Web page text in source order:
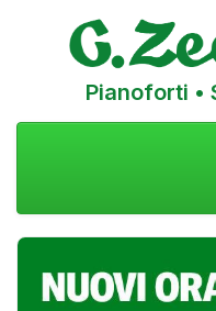
Pianoforti •